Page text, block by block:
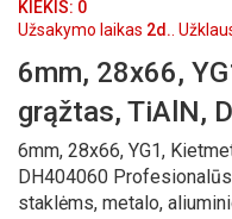
KIEKIS: 0
Užsakymo laikas 2d. .
6mm, 28x66,
grąžtas, TiAlN,
6mm, 28x66, YG1,
DH404060
staklėms, metalo,